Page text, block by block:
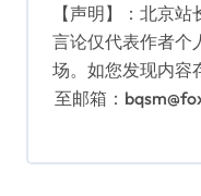
【声明】：北京
言论仅代表作者个
场。如您发现内容
至邮箱：